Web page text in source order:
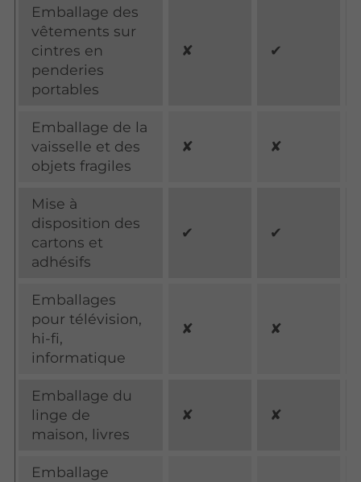
Emballage des
vêtements sur
cintres en
penderies
portables
✘ ✔
Emballage de la
vaisselle et des
objets fragiles
✘ ✘
Mise à
disposition des
cartons et
adhésifs
✔ ✔
Emballages
pour télévision,
hi-fi,
informatique
✘ ✘
Emballage du
linge de
maison, livres
✘ ✘
Emballage